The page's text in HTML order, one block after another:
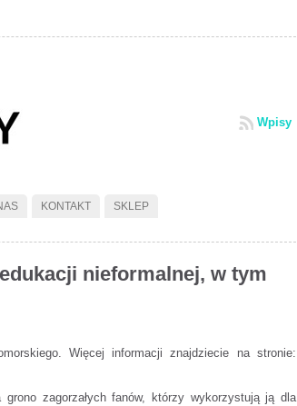
Wpisy
KONTAKT
SKLEP
nieformalnej, w tym
Więcej informacji znajdziecie na stronie:
zagorzałych fanów, którzy wykorzystują ją dla